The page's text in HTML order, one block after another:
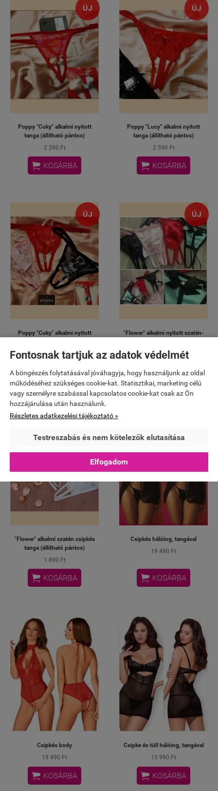
Fontosnak tartjuk az adatok védelmét
A böngészés folytatásával jóváhagyja, hogy használjunk az oldal
működéséhez szükséges cookie-kat. Statisztikai, marketing célú
vagy személyre szabással kapcsolatos cookie-kat csak az Ön
hozzájárulása után használunk.
Részletes adatkezelési tájékoztató »
Testreszabás és nem kötelezők elutasítása
Elfogadom
ÚJ
Poppy "Cuky" alkalmi nyitott
tanga (állítható pántos)
2 390 Ft
 KOSÁRBA
ÚJ
Poppy "Lucy" alkalmi nyitott
tanga (állítható pántos)
2 590 Ft
 KOSÁRBA
ÚJ
Poppy "Cuky" alkalmi nyitott
2 390 Ft
 KOSÁRBA
ÚJ
"Flower" alkalmi nyitott szatén-
1 860 Ft
 KOSÁRBA
ÚJ
"Flower" alkalmi szatén csipkés
tanga (állítható pántos)
1 890 Ft
 KOSÁRBA
Csipkés hálóing, tangával
19 490 Ft
 KOSÁRBA
Csipkés body
19 490 Ft
 KOSÁRBA
Csipke és tüll hálóing, tangával
15 990 Ft
 KOSÁRBA